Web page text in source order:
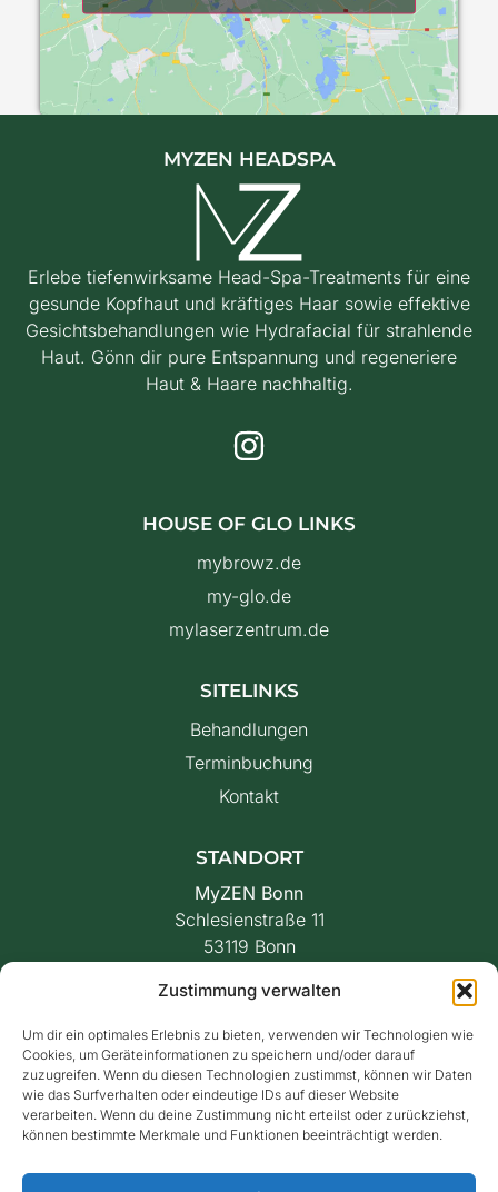
Zustimmung verwalten
Um dir ein optimales Erlebnis zu bieten, verwenden wir Technologien wie
Cookies, um Geräteinformationen zu speichern und/oder darauf
zuzugreifen. Wenn du diesen Technologien zustimmst, können wir Daten
wie das Surfverhalten oder eindeutige IDs auf dieser Website
verarbeiten. Wenn du deine Zustimmung nicht erteilst oder zurückziehst,
können bestimmte Merkmale und Funktionen beeinträchtigt werden.
MYZEN HEADSPA
Erlebe tiefenwirksame Head-Spa-Treatments für eine
gesunde Kopfhaut und kräftiges Haar sowie effektive
Gesichtsbehandlungen wie Hydrafacial für strahlende
Haut. Gönn dir pure Entspannung und regeneriere
Haut & Haare nachhaltig.
HOUSE OF GLO LINKS
mybrowz.de
my-glo.de
mylaserzentrum.de
SITELINKS
Behandlungen
Terminbuchung
Kontakt
STANDORT
MyZEN Bonn
Schlesienstraße 11
53119 Bonn
E-Mail
Telefonnummer
+49160 91467795